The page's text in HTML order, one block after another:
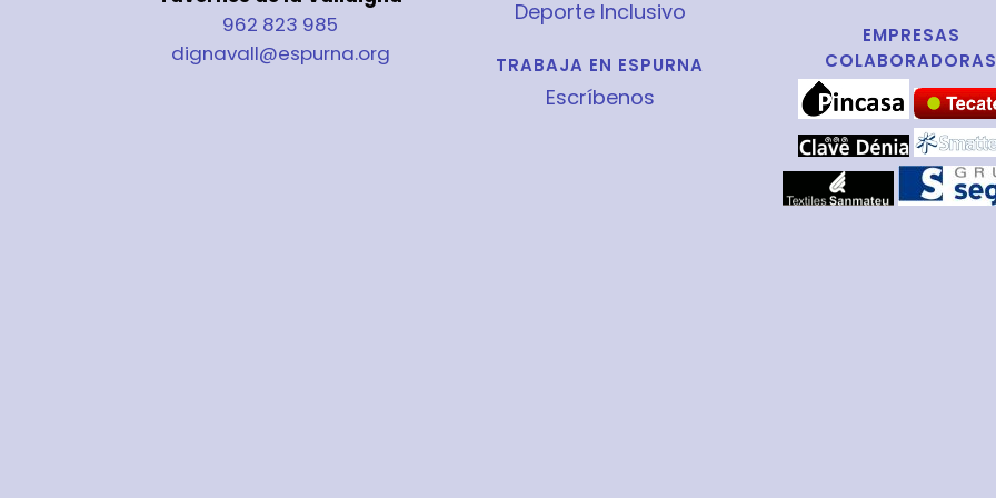
962 823 985
dignavall@espurna.org
Deporte Inclusivo
TRABAJA EN ESPURNA
Escríbenos
EMPRESAS
COLABORADORAS